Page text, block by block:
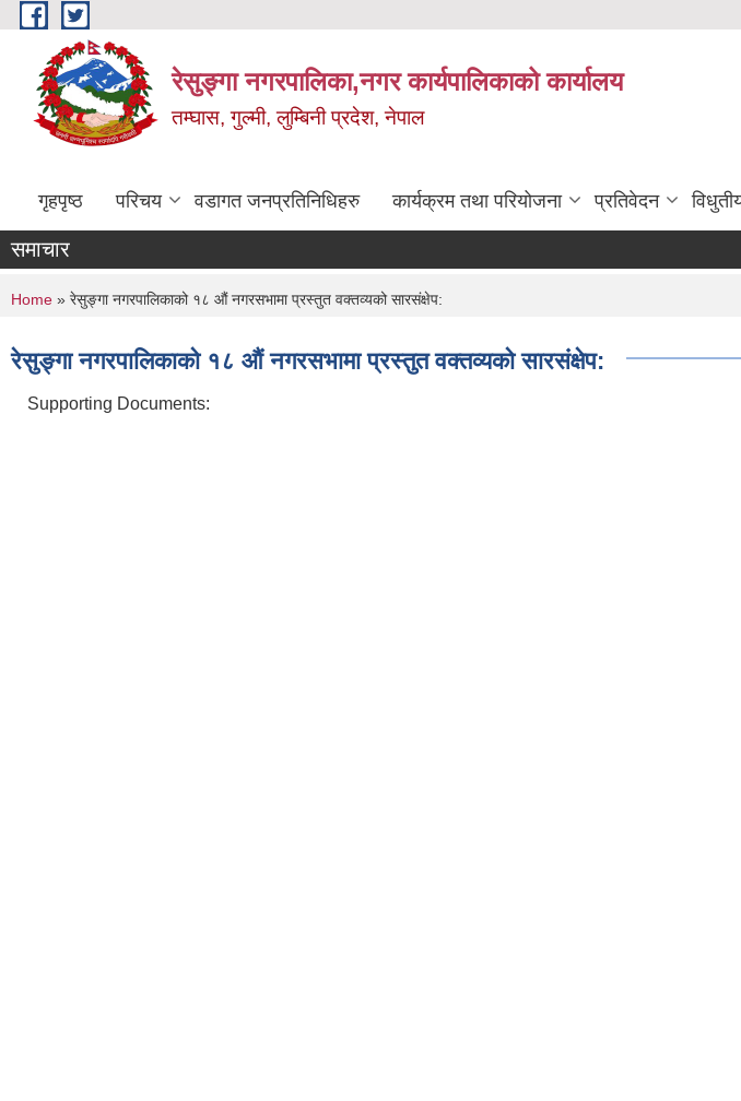
Skip to main content
रेसुङ्गा नगरपालिका,नगर कार्यपालिकाको कार्यालय
तम्घास, गुल्मी, लुम्बिनी प्रदेश, नेपाल
गृहपृष्ठ परिचय वडागत जनप्रतिनिधिहरु कार्यक्रम तथा परियोजना प्रतिवेदन
समाचार
You are here
Home » रेसुङ्गा नगरपालिकाको १८ औं नगरसभामा प्रस्तुत वक्तव्यको सारसंक्षेप:
रेसुङ्गा नगरपालिकाको १८ औं नगरसभामा प्रस्तुत वक्तव्यको सारसंक्षेप:
Supporting Documents: